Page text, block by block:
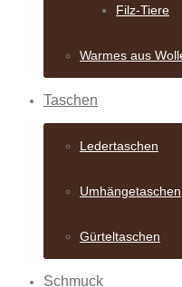
Filz-Tiere
Warmes aus
Taschen
Ledertaschen
Umhängetaschen
Gürteltaschen
Schmuck